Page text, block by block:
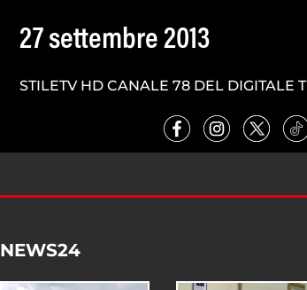
27 settembre 2013
STILETV HD CANALE 78 DEL DIGITALE
NEWS24